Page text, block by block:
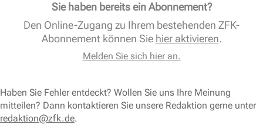
Sie haben bereits ein Abonnement?
Den Online-Zugang zu Ihrem bestehenden ZFK-
Abonnement können Sie hier aktivieren.
Melden Sie sich hier an.
Haben Sie Fehler entdeckt? Wollen Sie uns Ihre Meinung
mitteilen? Dann kontaktieren Sie unsere Redaktion gerne unter
redaktion@zfk.de.